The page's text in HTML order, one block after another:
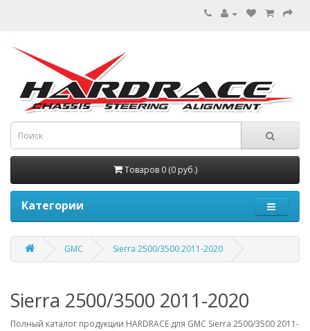
Товаров 0 (0 руб.)
Категории
GMC Sierra 2500/3500 2011-2020
Sierra 2500/3500 2011-2020
Полный каталог продукции HARDRACE для GMC Sierra 2500/3500 2011-